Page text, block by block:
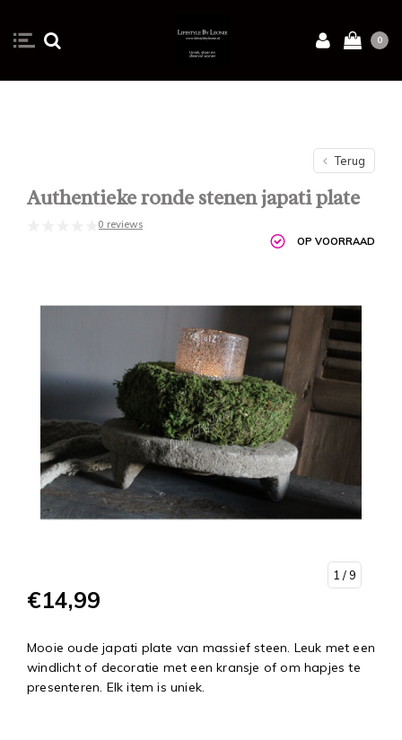
0
Terug
Authentieke ronde stenen japati plate
0 reviews
OP VOORRAAD
1 / 9
€14,99
Mooie oude japati plate van massief steen. Leuk met een
windlicht of decoratie met een kransje of om hapjes te
presenteren. Elk item is uniek.